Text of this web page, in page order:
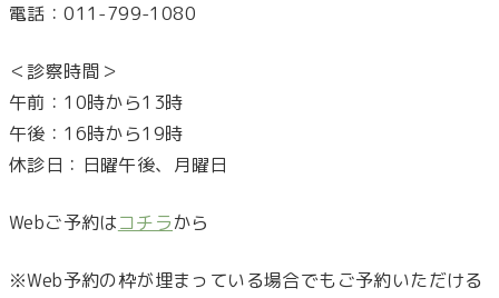
電話：011-799-1080
＜診察時間＞
午前：10時から13時
午後：16時から19時
休診日：日曜午後、月曜日
Webご予約はコチラから
※Web予約の枠が埋まっている場合でもご予約いただける